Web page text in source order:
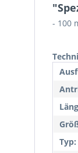
- 100
Typ: